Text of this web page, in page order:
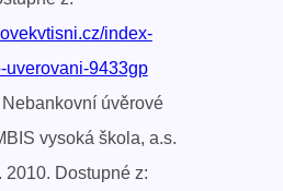
index-
uverovani-9433gp
úvěrové
vysoká škola, a.s.
2010. Dostupné z: